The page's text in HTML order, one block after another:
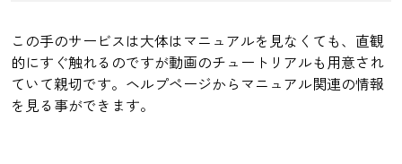
この手のサービスは大体はマニュアルを見なくても、直観
的にすぐ触れるのですが動画のチュートリアルも用意され
ていて親切です。ヘルプページからマニュアル関連の情報
を見る事ができます。